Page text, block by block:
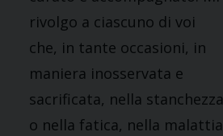
rivolgo a ciascuno di voi
che, in tante occasioni, in
maniera inosservata e
sacrificata, nella stanchezza
o nella fatica, nella malattia